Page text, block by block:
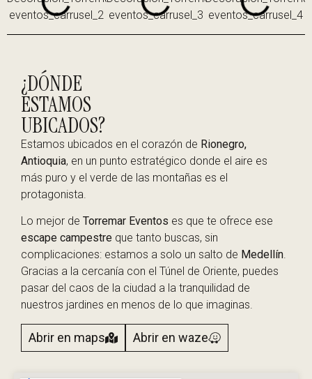
¿DÓNDE
ESTAMOS
UBICADOS?
Estamos ubicados en el corazón de Rionegro,
Antioquia, en un punto estratégico donde el aire es
más puro y el verde de las montañas es el
protagonista.
Lo mejor de Torremar Eventos es que te ofrece ese
escape campestre que tanto buscas, sin
complicaciones: estamos a solo un salto de Medellín.
Gracias a la cercanía con el Túnel de Oriente, puedes
pasar del caos de la ciudad a la tranquilidad de
nuestros jardines en menos de lo que imaginas.
Abrir en maps Abrir en waze